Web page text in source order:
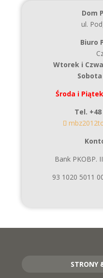
Dom
ul.
Biuro
Wtorek i
Sobota
Środa i
Tel. +48
Bank PKOBP.
93 1020 5011
STRONY